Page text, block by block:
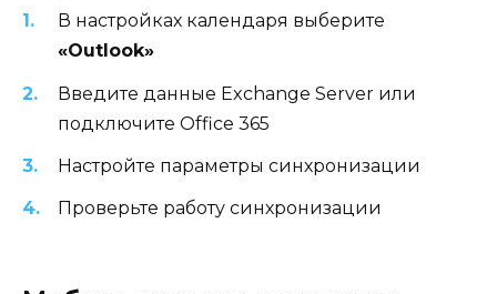
В настройках календаря выберите
«Outlook»
Введите данные Exchange Server или
подключите Office 365
Настройте параметры синхронизации
Проверьте работу синхронизации